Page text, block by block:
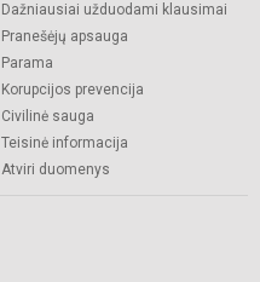
Dažniausiai užduodami klausimai
Pranešėjų apsauga
Parama
Korupcijos prevencija
Civilinė sauga
Teisinė informacija
Atviri duomenys